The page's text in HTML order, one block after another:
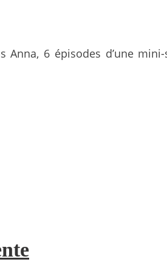
6 épisodes d’une